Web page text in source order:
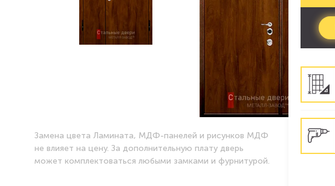
Замена цвета Ламината, МДФ-панелей и рисунков МДФ
не влияет на цену. За дополнительную плату дверь
может комплектоваться любыми замками и фурнитурой.